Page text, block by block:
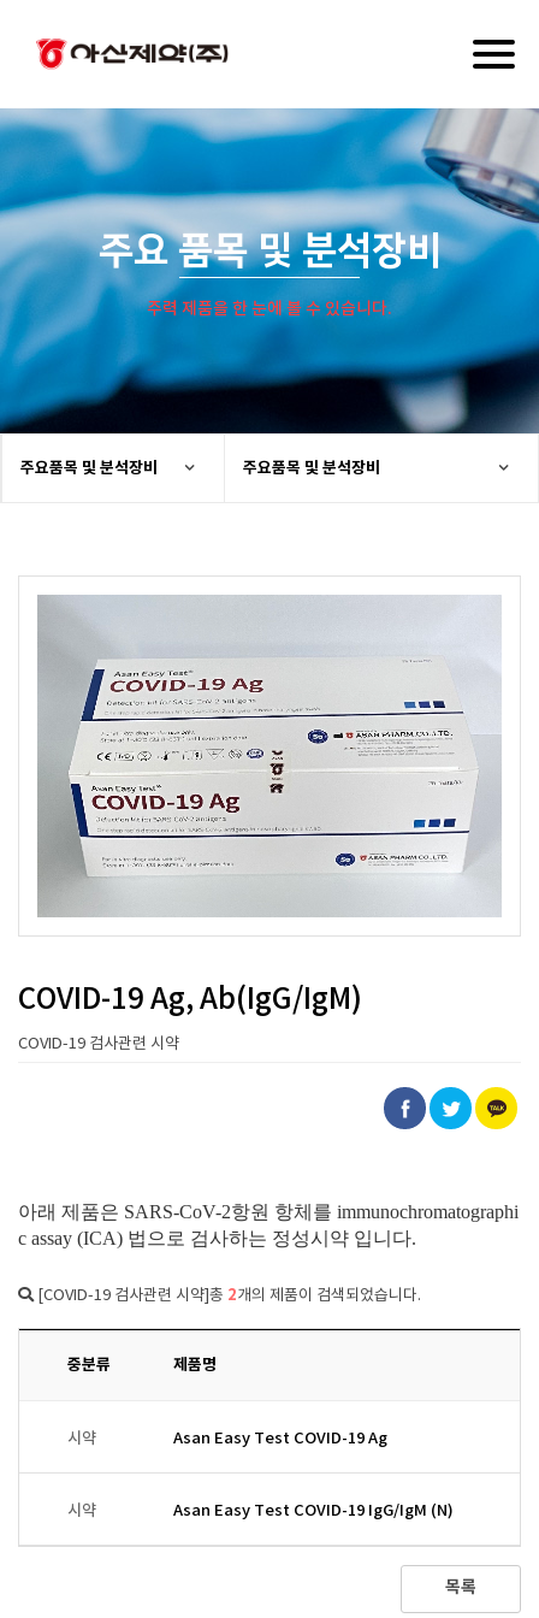
주요 품목 및 분석장비
주력 제품을 한 눈에 볼 수 있습니다.
주요품목 및 분석장비 주요품목 및 분석장비
COVID-19 Ag, Ab(IgG/IgM)
COVID-19 검사관련 시약
아래 제품은 SARS-CoV-2항원 항체를 immunochromatographi
c assay (ICA) 법으로 검사하는 정성시약 입니다.
[COVID-19 검사관련 시약]총 2개의 제품이 검색되었습니다.
중분류 제품명
시약 Asan Easy Test COVID-19 Ag
시약 Asan Easy Test COVID-19 IgG/IgM (N)
목록